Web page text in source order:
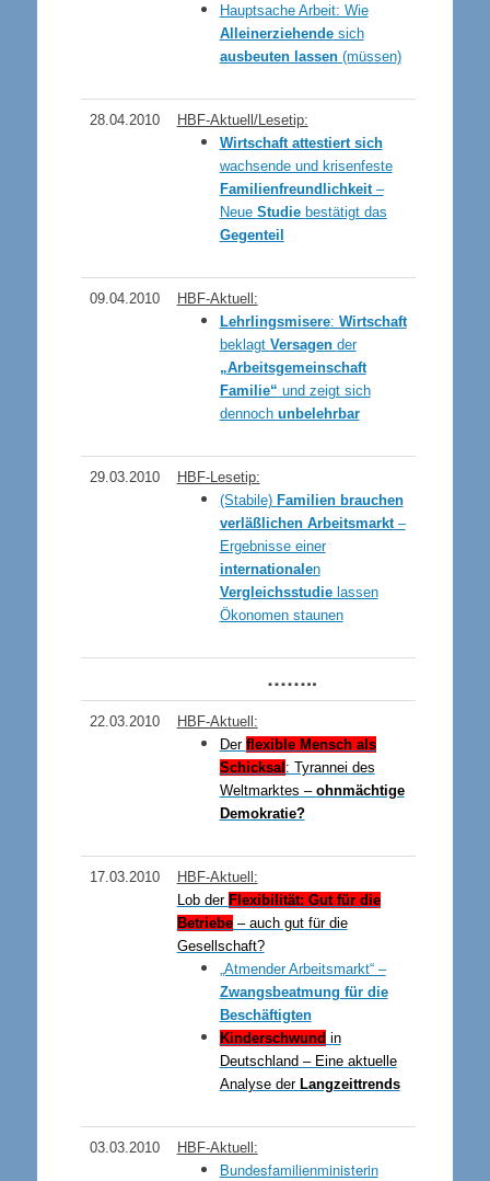
Hauptsache Arbeit: Wie
Alleinerziehendesich
ausbeuten lassen(müssen)
28.04.2010
HBF-Aktuell/Lesetip:
Wirtschaft attestiert sich
wachsende und krisenfeste
Familienfreundlichkeit–
Neue Studie bestätigt das
Gegenteil
09.04.2010
HBF-Aktuell:
Lehrlingsmisere: Wirtschaft
beklagt Versagen der
„Arbeitsgemeinschaft
Familie“ und zeigt sich
dennoch unbelehrbar
29.03.2010
HBF-Lesetip:
(Stabile) Familien brauchen
verläßlichen Arbeitsmarkt–
Ergebnisse einer
internationalen
Vergleichsstudielassen
Ökonomen staunen
……..
22.03.2010
HBF-Aktuell:
Der flexible Mensch als
Schicksal : Tyrannei des
Weltmarktes – ohnmächtige
Demokratie?
17.03.2010
HBF-Aktuell:
Lob der Flexibilität: Gut für die
Betriebe– auch gut für die
Gesellschaft?
„Atmender Arbeitsmarkt“ –
Zwangsbeatmung für die
Beschäftigten
Kinderschwund in
Deutschland – Eine aktuelle
Analyse der Langzeittrends
03.03.2010 HBF-Aktuell:
Bundesfamilienministerin